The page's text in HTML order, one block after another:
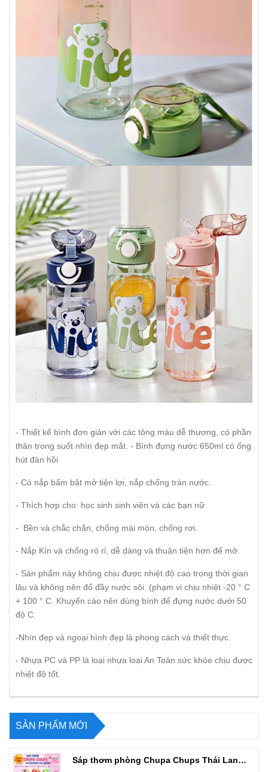
- Thiết kế bình đơn giản với các tông màu dễ thương, có phần
thân trong suốt nhìn đẹp mắt. - Bình đựng nước 650ml có ống
hút đàn hồi
- Có nắp bấm bật mở tiện lợi, nắp chống tràn nước.
- Thích hợp cho: học sinh sinh viên và các bạn nữ
- Bền và chắc chắn, chống mài mòn, chống rơi.
- Nắp Kín và chống rò rỉ, dễ dàng và thuận tiện hơn để mở.
- Sản phẩm này không chịu được nhiệt độ cao trong thời gian
lâu và không nên đổ đầy nước sôi. (phạm vi chịu nhiệt -20 ° C
+ 100 ° C. Khuyến cáo nên dùng bình để đựng nước dưới 50
độ C.
-Nhìn đẹp và ngoại hình đẹp là phong cách và thiết thực.
- Nhựa PC và PP là loại nhựa loại An Toàn sức khỏe chịu được
nhiệt độ tốt.
SẢN PHẨM MỚI
Sáp thơm phòng Chupa Chups Thái Lan 230g